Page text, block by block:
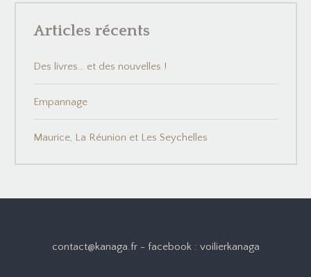
Articles récents
Des livres… et des nouvelles !
Empannage
Maurice, La Réunion et Les Seychelles
contact@kanaga.fr - facebook : voilierkanaga